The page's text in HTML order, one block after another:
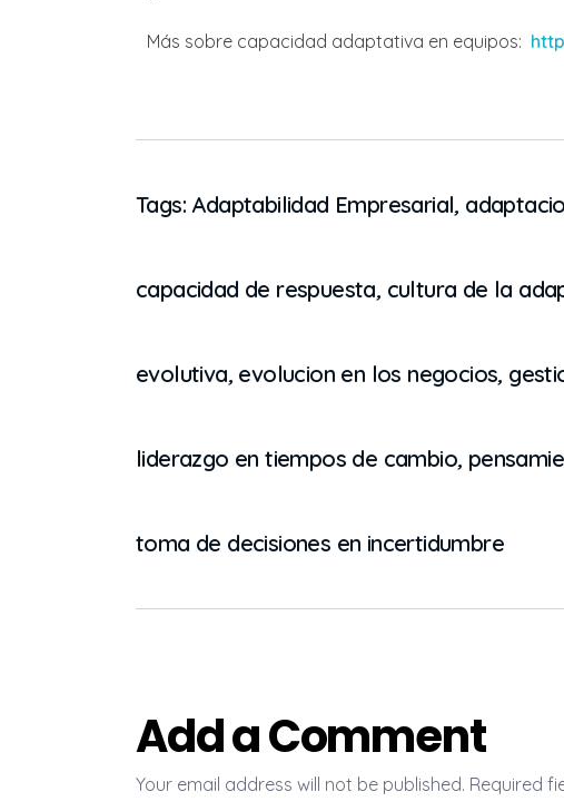
Más sobre capacidad adaptativa en equipos:
Tags: Adaptabilidad Empresarial,
capacidad de respuesta, cultura de la
evolutiva, evolucion en los negocios,
liderazgo en tiempos de cambio,
toma de decisiones en incertidumbre
Add a Comment
Your email address will not be published. Required